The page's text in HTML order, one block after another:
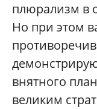
плюрализм в
Но при этом
внятного
великим